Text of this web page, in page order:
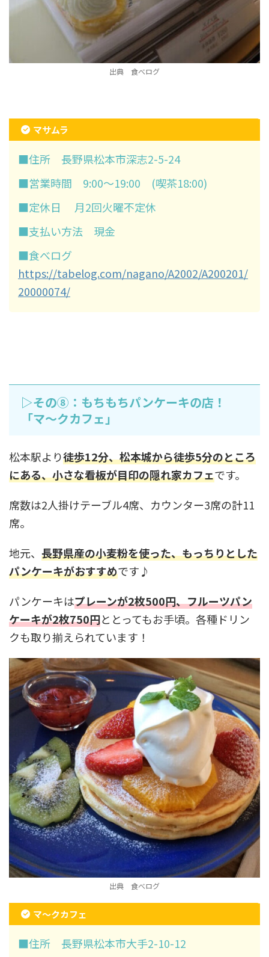
出典 食べログ
マサムラ
■住所 長野県松本市深志2-5-24
■営業時間 9:00～19:00 (喫茶18:00)
■定休日 月2回火曜不定休
■支払い方法 現金
■食べログ
https://tabelog.com/nagano/A2002/A200201/
20000074/
▷その⑧：もちもちパンケーキの店！
「マ～クカフェ」
松本駅より徒歩12分、松本城から徒歩5分のところ
にある、小さな看板が目印の隠れ家カフェです。
席数は2人掛けテーブル4席、カウンター3席の計11
席。
地元、 長野県産の小麦粉を使った、もっちりとした
パンケーキがおすすめです♪
パンケーキはプレーンが2枚500円、フルーツパン
ケーキが2枚750円ととってもお手頃。各種ドリン
クも取り揃えられています！
出典 食べログ
マ～クカフェ
■住所 長野県松本市大手2-10-12